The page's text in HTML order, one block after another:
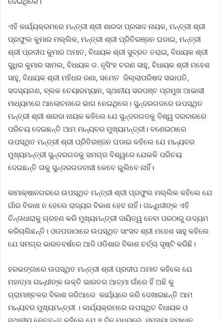
ଏହି କାର୍ଯ୍ୟକ୍ରମରେ ମନ୍ତ୍ରୀ ଶ୍ରୀ ଶାରଦା ପ୍ରସାଦ ନାୟକ, ମନ୍ତ୍ରୀ ଶ୍ରୀ
ପ୍ରଫୁଲ କୁମାର ମଲ୍ଲିକ, ମନ୍ତ୍ରୀ ଶ୍ରୀ ପ୍ରିତିରଞ୍ଜନ ଘଡାଇ, ମନ୍ତ୍ରୀ
ଶ୍ରୀ ପ୍ରଦୀପ କୁମାର ଅମାତ, ବିଧାୟକ ଶ୍ରୀ ସୁବ୍ରତ ତରାଇ, ବିଧାୟକ ଶ୍ରୀ
ସୁଧିର କୁମାର ସାମଲ, ବିଧାୟକ ଡ. ନୃସିଂହ ଚରଣ ସାହୁ, ବିଧାୟକ ଶ୍ରୀ ମହେଶ
ସାହୁ, ବିଧାୟକ ଶ୍ରୀ ମହିଧର ରଣା, ସମେତ ଜିଲ୍ଲାପରିଷଦ ସଭାପତି,
ସଦସ୍ୟଗଣ, ବ୍ଲକ ଚେୟାରମ୍ୟାନ, ସ୍ଥାନୀୟ ସରପଞ୍ଚ ପ୍ରମୁଖ ଆଭାସୀ
ମାଧ୍ୟମରେ ଆଲୋଚନାରେ ଭାଗ ନେଇଥିଲେ। ସୁନ୍ଦରଗଡରେ ଉପସ୍ଥିତ
ମନ୍ତ୍ରୀ ଶ୍ରୀ ଶାରଦା ନାୟକ କହିଲେ ଯେ ସୁନ୍ଦରଗଡକୁ ବିଶ୍ୱ ଦରବାରରେ
ପରିଚୟ ଦେଇଛନ୍ତି ଆମ ମାନ୍ୟବର ମୁଖ୍ୟମନ୍ତ୍ରୀ। ବଣେଇଠାରେ
ଉପସ୍ଥିତ ମନ୍ତ୍ରୀ ଶ୍ରୀ ପ୍ରିତିରଞ୍ଜନ ଘଡାଇ କହିଲେ ଯେ ମାନ୍ୟବର
ମୁଖ୍ୟମନ୍ତ୍ରୀ ସୁନ୍ଦରଗଡକୁ ସମଗ୍ର ବିଶ୍ୱରେ ଯେଭଳି ପରିଚୟ
ଦେଇଛନ୍ତି ତାକୁ ସୁନ୍ଦରଗଡବାସୀ କେବେ ଭୁଲିବେ ନାହିଁ।
କାମାକ୍ଷାନଗରରେ ଉପସ୍ଥିତ ମନ୍ତ୍ରୀ ଶ୍ରୀ ପ୍ରଫୁଲ ମଲ୍ଲିକ କହିଲେ ଯେ
ଗାଁର ବିକାଶ ନ ହେଲେ ରାଜ୍ୟର ବିକାଶ ହେବ ନାହିଁ। ଗାନ୍ଧିଜୀଙ୍କ ଏହି
ଚିନ୍ତାଧାରାକୁ ଗ୍ରହଣ କରି ମୁଖ୍ୟମନ୍ତ୍ରୀ ଦାୟିତ୍ୱ ନେବା ପରଠାରୁ ଉଦ୍ୟମ
କରିଚାଲିଛନ୍ତି। ଓଡପଡାଠାରେ ଉପସ୍ଥିତ ସାଂସଦ ଶ୍ରୀ ମହେଶ ସାହୁ କହିଲେ
ଯେ ସମଗ୍ର ଭାରତବର୍ଷରେ ଆଜି ଓଡିଶାର ବିକାଶ ଚର୍ଚ୍ଚା ସୃଷ୍ଟି କରିଛି।
ହରଭଙ୍ଗାରେ ଉପସ୍ଥିତ ମନ୍ତ୍ରୀ ଶ୍ରୀ ପ୍ରଦୀପ ଅମାତ କହିଲେ ଯେ
ମହାତ୍ମା ଗାନ୍ଧୀଙ୍କ ଉକ୍ତି ଭାରତର ଆତ୍ମା ଗାଁରେ ହିଁ ଅଛି କୁ
ଗ୍ରାମାଞ୍ଚଳର ବିକାଶ ଜରିଆରେ କାର୍ଯ୍ୟରେ କରି ଦେଖାଇଛନ୍ତି ଆମ
ମାନ୍ୟବର ମୁଖ୍ୟମନ୍ତ୍ରୀ । କାର୍ଯ୍ୟକ୍ରମରେ ଉପସ୍ଥିତ ବିଧାୟକ ଓ